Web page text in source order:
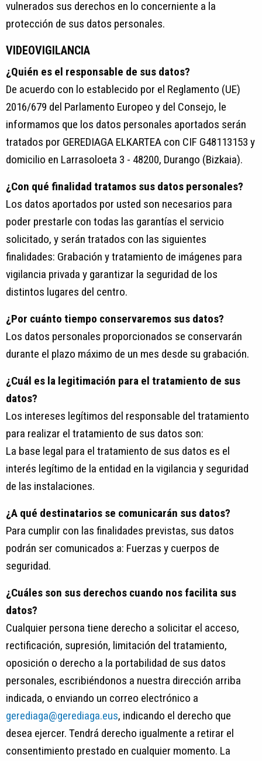
vulnerados sus derechos en lo concerniente a la
protección de sus datos personales.
VIDEOVIGILANCIA
¿Quién es el responsable de sus datos?
De acuerdo con lo establecido por el Reglamento (UE)
2016/679 del Parlamento Europeo y del Consejo, le
informamos que los datos personales aportados serán
tratados por GEREDIAGA ELKARTEA con CIF G48113153 y
domicilio en Larrasoloeta 3 - 48200, Durango (Bizkaia).
¿Con qué finalidad tratamos sus datos personales?
Los datos aportados por usted son necesarios para
poder prestarle con todas las garantías el servicio
solicitado, y serán tratados con las siguientes
finalidades: Grabación y tratamiento de imágenes para
vigilancia privada y garantizar la seguridad de los
distintos lugares del centro.
¿Por cuánto tiempo conservaremos sus datos?
Los datos personales proporcionados se conservarán
durante el plazo máximo de un mes desde su grabación.
¿Cuál es la legitimación para el tratamiento de sus
datos?
Los intereses legítimos del responsable del tratamiento
para realizar el tratamiento de sus datos son:
La base legal para el tratamiento de sus datos es el
interés legítimo de la entidad en la vigilancia y seguridad
de las instalaciones.
¿A qué destinatarios se comunicarán sus datos?
Para cumplir con las finalidades previstas, sus datos
podrán ser comunicados a: Fuerzas y cuerpos de
seguridad.
¿Cuáles son sus derechos cuando nos facilita sus
datos?
Cualquier persona tiene derecho a solicitar el acceso,
rectificación, supresión, limitación del tratamiento,
oposición o derecho a la portabilidad de sus datos
personales, escribiéndonos a nuestra dirección arriba
indicada, o enviando un correo electrónico a
gerediaga@gerediaga.eus, indicando el derecho que
desea ejercer. Tendrá derecho igualmente a retirar el
consentimiento prestado en cualquier momento. La